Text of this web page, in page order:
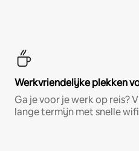
Werkvriendelijke plekken
Ga je voor je werk op reis?
lange termijn met snelle